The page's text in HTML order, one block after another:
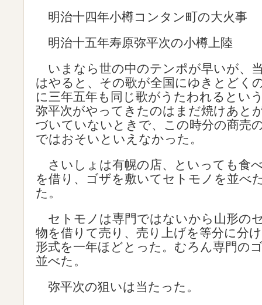
明治十四年小樽コンタン町の大火事
明治十五年寿原弥平次の小樽上陸
いまなら世の中のテンポが早いが、
はやると、その歌が全国にゆきとどく
に三年五年も同じ歌がうたわれるとい
弥平次がやってきたのはまだ焼けあと
づいていないときで、この時分の商売
ではおそいといえなかった。
さいしょは有幌の店、といっても食
を借り、ゴザを敷いてセトモノを並べ
た。
セトモノは専門ではないから山形の
物を借りて売り、売り上げを等分に分
形式を一年ほどとった。むろん専門の
並べた。
弥平次の狙いは当たった。